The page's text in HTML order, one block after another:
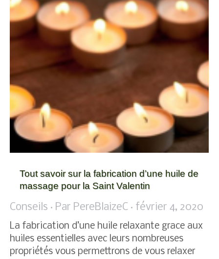
Tout savoir sur la fabrication d’une huile de
massage pour la Saint Valentin
Conseils Par PereBlaizeC février 4, 2020
La fabrication d’une huile relaxante grace aux
huiles essentielles avec leurs nombreuses
propriétés vous permettrons de vous relaxer